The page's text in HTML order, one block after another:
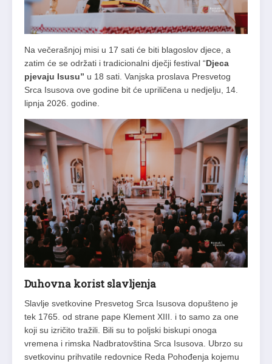
Na večerašnjoj misi u 17 sati će biti blagoslov djece, a
zatim će se održati i tradicionalni dječji festival “Djeca
pjevaju Isusu” u 18 sati. Vanjska proslava Presvetog
Srca Isusova ove godine bit će upriličena u nedjelju, 14.
lipnja 2026. godine.
Duhovna korist slavljenja
Slavlje svetkovine Presvetog Srca Isusova dopušteno je
tek 1765. od strane pape Klement XIII. i to samo za one
koji su izričito tražili. Bili su to poljski biskupi onoga
vremena i rimska Nadbratovština Srca Isusova. Ubrzo su
svetkovinu prihvatile redovnice Reda Pohođenja kojemu